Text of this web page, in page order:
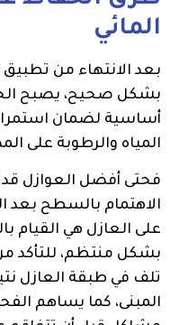
المائي
بعد الانتهاء من
بشكل صحيح، يصبح
أساسية لضمان
المياه والرطوبة على
فحتى أفضل العوازل قد
الاهتمام بالسطح بعد
على العازل هي
بشكل منتظم، للتأكد
تلف في طبقة العازل
المبنى، كما يساهم